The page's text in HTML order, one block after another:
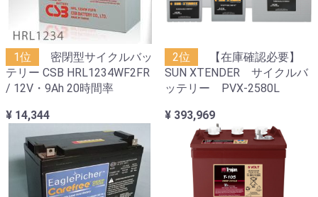
1位
密閉型サイクルバッ
テリー CSB HRL1234WF2FR
/ 12V・9Ah 20時間率
¥ 14,344
2位
【在庫確認必要】
SUN XTENDER サイクルバ
ッテリー PVX-2580L
¥ 393,969